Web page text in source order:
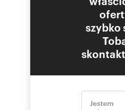
Osoba odpowiedzialna
szybko